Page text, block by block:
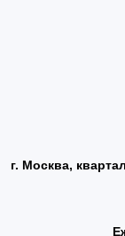
г. Москва,